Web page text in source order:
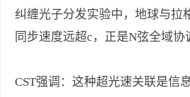
纠缠光子分发实验中，地球与拉
同步速度远超c，正是N弦全域协
CST强调：这种超光速关联是信